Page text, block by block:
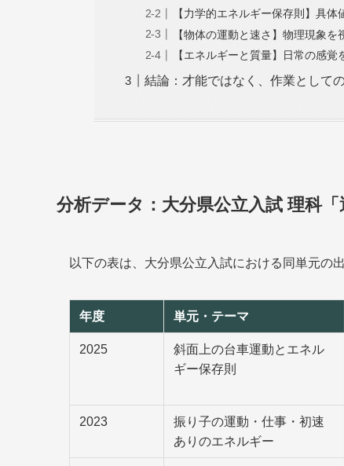
【力学的エネルギー保存則】具
【物体の運動と速さ】物理現象
【エネルギーと質量】日常の感
結論：才能ではなく、作業として
分析データ：大分県公立入試 理科
以下の表は、大分県公立入試における同単元の
年度 単元・テーマ
2025
斜面上の台車運動とエネル
ギー保存則
2023
振り子の運動・仕事・初速
ありのエネルギー